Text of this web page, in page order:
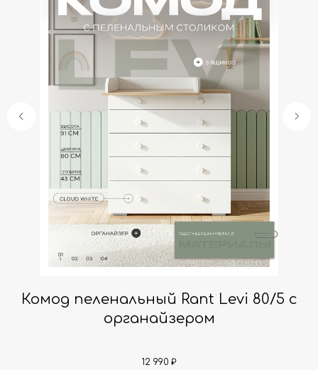
Комод пеленальный Rant Levi 80/5 с
органайзером
12 990 ₽